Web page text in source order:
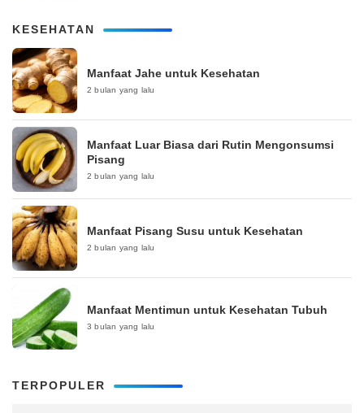
KESEHATAN
Manfaat Jahe untuk Kesehatan
2 bulan yang lalu
Manfaat Luar Biasa dari Rutin Mengonsumsi
Pisang
2 bulan yang lalu
Manfaat Pisang Susu untuk Kesehatan
2 bulan yang lalu
Manfaat Mentimun untuk Kesehatan Tubuh
3 bulan yang lalu
TERPOPULER